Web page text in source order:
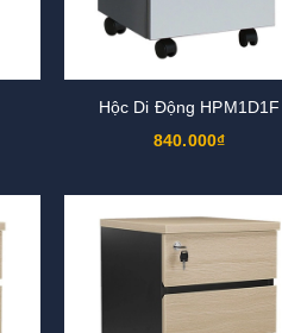
Hộc Di Động HPM1D1F
840.000₫